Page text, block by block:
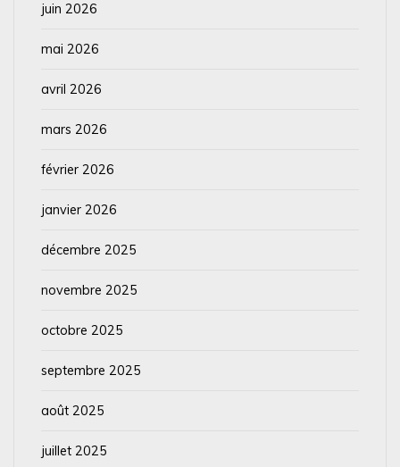
juin 2026
mai 2026
avril 2026
mars 2026
février 2026
janvier 2026
décembre 2025
novembre 2025
octobre 2025
septembre 2025
août 2025
juillet 2025